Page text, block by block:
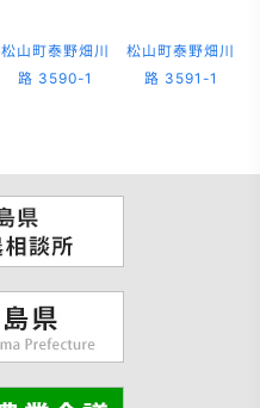
松山町泰野畑川
路 3590-1
松山町泰野畑川
路 3591-1